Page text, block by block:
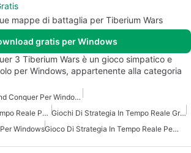
mappe di battaglia per Tiberium Wars
gratis per Windows
3 Tiberium Wars è un gioco simpatico e
per Windows, appartenente alla categoria
Giochi Command Conquer Per Windows
Giochi Di Strategia In Tempo Reale Per Windows
Giochi Di Strategia In Tempo Reale Gratuiti Per Windows
Windows
Gioco Di Strategia In Tempo Reale Per Windows